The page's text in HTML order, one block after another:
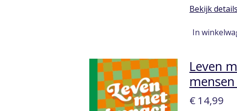
Bekijk details
In
Leven
€ 14,99